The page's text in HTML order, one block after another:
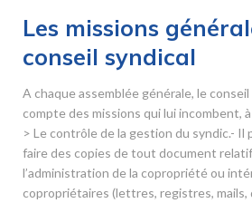
Les missions
conseil syndical
A chaque assemblée générale, le
compte des missions qui lui incombent,
> Le contrôle de la gestion du syndic.-
faire des copies de tout document
l’administration de la copropriété ou
copropriétaires (lettres, registres, mails,